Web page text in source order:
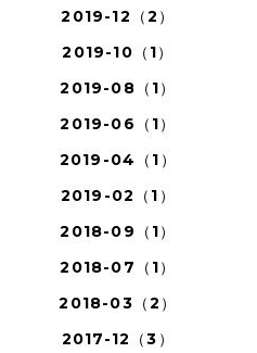
2019-12（2）
2019-10（1）
2019-08（1）
2019-06（1）
2019-04（1）
2019-02（1）
2018-09（1）
2018-07（1）
2018-03（2）
2017-12（3）